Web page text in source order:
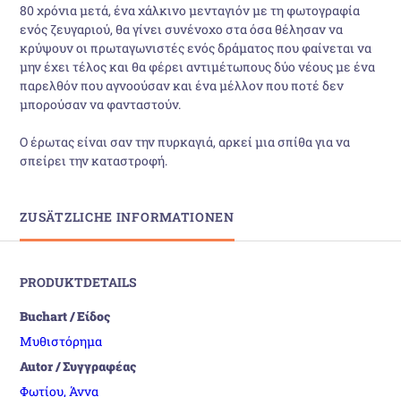
80 χρόνια μετά, ένα χάλκινο μενταγιόν με τη φωτογραφία
ενός ζευγαριού, θα γίνει συνένοχο στα όσα θέλησαν να
κρύψουν οι πρωταγωνιστές ενός δράματος που φαίνεται να
μην έχει τέλος και θα φέρει αντιμέτωπους δύο νέους με ένα
παρελθόν που αγνοούσαν και ένα μέλλον που ποτέ δεν
μπορούσαν να φανταστούν.
Ο έρωτας είναι σαν την πυρκαγιά, αρκεί μια σπίθα για να
σπείρει την καταστροφή.
ZUSÄTZLICHE INFORMATIONEN
PRODUKTDETAILS
Buchart / Είδος
Μυθιστόρημα
Autor / Συγγραφέας
Φωτίου, Άννα